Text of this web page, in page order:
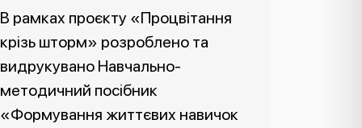
В рамках проєкту «Процвітання
крізь шторм» розроблено та
видрукувано Навчально-
методичний посібник
«Формування життєвих навичок